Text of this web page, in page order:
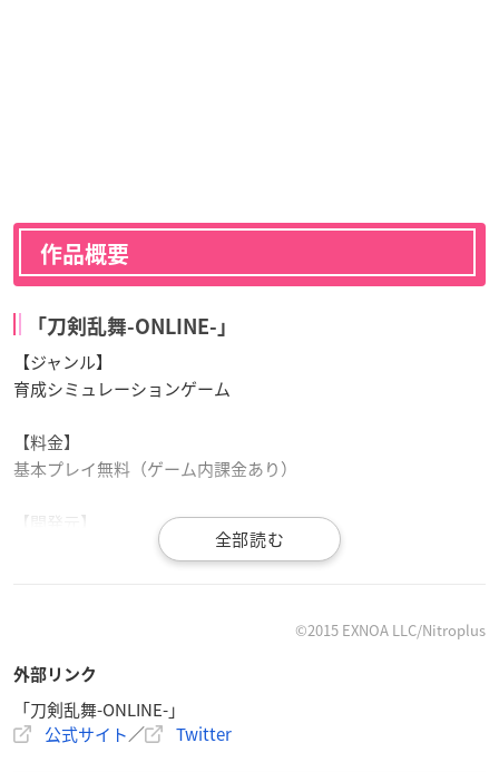
作品概要
「刀剣乱舞-ONLINE-」
【ジャンル】
育成シミュレーションゲーム
【料金】
基本プレイ無料（ゲーム内課金あり）
【開発元】
DMM.com、ニトロプラス
▼ダウンロード＆プレイはこちら
iOS／Android／ ブラウザ版
©2015 EXNOA LLC/Nitroplus
外部リンク
「刀剣乱舞-ONLINE-」
公式サイト／ Twitter